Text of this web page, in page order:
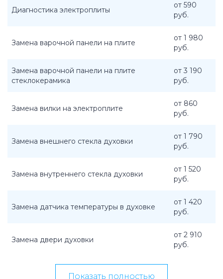
Диагностика электроплиты
от 590
руб.
Замена варочной панели на плите
от 1 980
руб.
Замена варочной панели на плите
стеклокерамика
от 3 190
руб.
Замена вилки на электроплите
от 860
руб.
Замена внешнего стекла духовки
от 1 790
руб.
Замена внутреннего стекла духовки
от 1 520
руб.
Замена датчика температуры в духовке
от 1 420
руб.
Замена двери духовки
от 2 910
руб.
Показать полностью